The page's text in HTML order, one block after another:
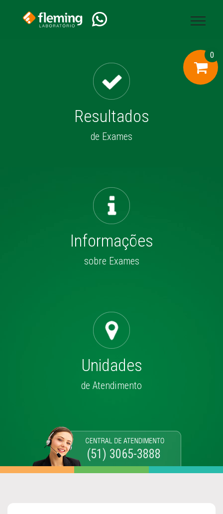
0
Resultados
de Exames
Informações
sobre Exames
Unidades
de Atendimento
(51) 3065-3888